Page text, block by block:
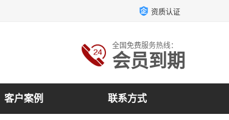
资质认证
全国免费服务热线：
会员到期
客户案例 联系方式